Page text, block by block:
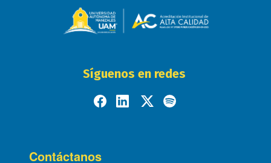
Síguenos en redes
Contáctanos